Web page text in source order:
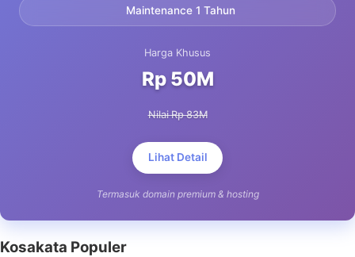
Maintenance 1 Tahun
Harga Khusus
Rp 50M
Nilai Rp 83M
Lihat Detail
Termasuk domain premium & hosting
Kosakata Populer